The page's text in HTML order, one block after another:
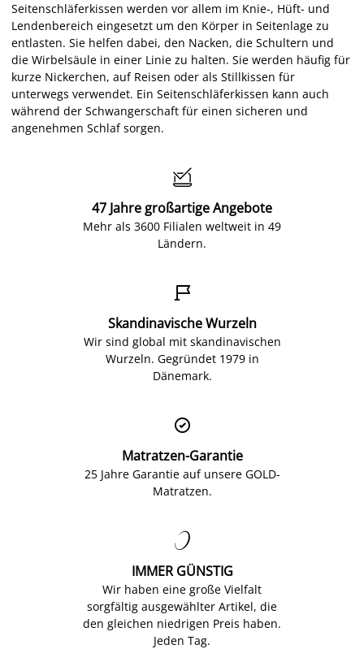
Seitenschläferkissen werden vor allem im Knie-, Hüft- und
Lendenbereich eingesetzt um den Körper in Seitenlage zu
entlasten. Sie helfen dabei, den Nacken, die Schultern und
die Wirbelsäule in einer Linie zu halten. Sie werden häufig für
kurze Nickerchen, auf Reisen oder als Stillkissen für
unterwegs verwendet. Ein Seitenschläferkissen kann auch
während der Schwangerschaft für einen sicheren und
angenehmen Schlaf sorgen.

47 Jahre großartige Angebote
Mehr als 3600 Filialen weltweit in 49
Ländern.

Skandinavische Wurzeln
Wir sind global mit skandinavischen
Wurzeln. Gegründet 1979 in
Dänemark.

Matratzen-Garantie
25 Jahre Garantie auf unsere GOLD-
Matratzen.

IMMER GÜNSTIG
Wir haben eine große Vielfalt
sorgfältig ausgewählter Artikel, die
den gleichen niedrigen Preis haben.
Jeden Tag.